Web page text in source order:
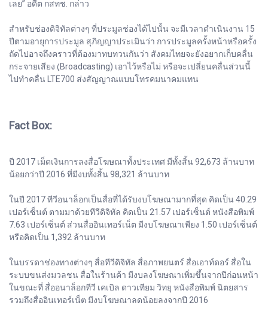
เลย” อดีต กสทช. กล่าว
สำหรับช่องดิจิทัลต่างๆ ที่ประมูลช่องได้ไปนั้น จะมีเวลาดำเนินงาน 15
ปีตามอายุการประมูล สุภิญญาประเมินว่า การประมูลครั้งหน้าหรือครั้ง
ถัดไปอาจถึงคราวที่ต้องมาทบทวนกันว่า สังคมไทยจะยังอยากเก็บคลื่น
กระจายเสียง (ฺBroadcasting) เอาไว้หรือไม่ หรือจะเปลี่ยนคลื่นส่วนนี้
ไปทำคลื่น LTE700 ส่งสัญญาณแบบโทรคมนาคมแทน
Fact Box:
ปี 2017 เม็ดเงินการลงสื่อโฆษณาทั้งประเทศ มีทั้งสิ้น 92,673 ล้านบาท
น้อยกว่าปี 2016 ที่มีงบทั้งสิ้น 98,321 ล้านบาท
ในปี 2017 ทีวีอนาล็อกเป็นสื่อที่ได้รับงบโฆษณามากที่สุด คิดเป็น 40.29
เปอร์เซ็นต์ ตามมาด้วยทีวีดิจิทัล คิดเป็น 21.57 เปอร์เซ็นต์ หนังสือพิมพ์
7.63 เปอร์เซ็นต์ ส่วนสื่ออินเทอร์เน็ต มีงบโฆษณาเพียง 1.50 เปอร์เซ็นต์
หรือคิดเป็น 1,392 ล้านบาท
ในบรรดาช่องทางต่างๆ สื่อทีวีดิจิทัล สื่อภาพยนตร์ สื่อเอาท์ดอร์ สื่อใน
ระบบขนส่งมวลชน สื่อในร้านค้า มีงบลงโฆษณาเพิ่มขึ้นจากปีก่อนหน้า
ในขณะที่ สื่ออนาล็อกทีวี เคเบิล ดาวเทียม วิทยุ หนังสือพิมพ์ นิตยสาร
รวมถึงสื่ออินเทอร์เน็ต มีงบโฆษณาลดน้อยลงจากปี 2016